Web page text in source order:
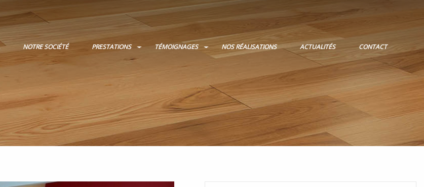
NOTRE SOCIÉTÉ PRESTATIONS TÉMOIGNAGES NOS RÉALISATIONS ACTUALITÉS CONTACT